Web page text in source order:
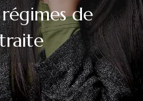
régimes de